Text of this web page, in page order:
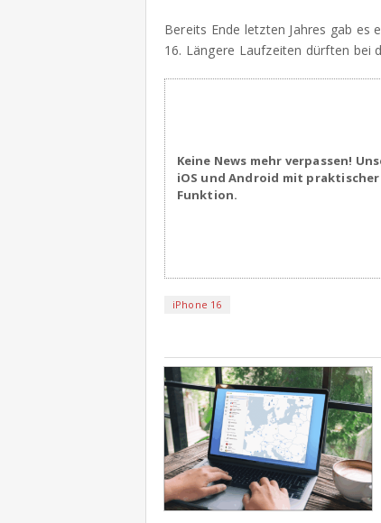
Bereits Ende letzten Jahres gab es
16. Längere Laufzeiten dürften bei
Keine News mehr verpassen!
iOS und Android mit praktischer
Funktion.
iPhone 16